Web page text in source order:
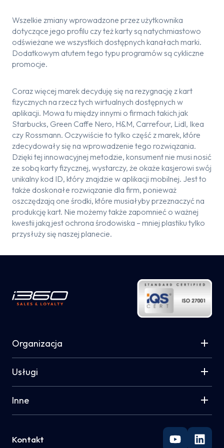
Wszelkie zmiany wprowadzone przez użytkownika
dotyczące jego profilu czy też karty są natychmiastowo
odświeżane we wszystkich dostępnych kanałach marki.
Dodatkowym atutem tego typu programów są cykliczne
promocje.
Coraz więcej marek decyduję się na rezygnację z kart
fizycznych na rzecz tych wirtualnych dostępnych w
aplikacji. Mowa tu między innymi o firmach takich jak
Starbucks, Green Caffe Nero, H&M, Carrefour, Lidl, Ikea
czy Rossmann. Oczywiście to tylko część z marek, które
zdecydowały się na wprowadzenie tego rozwiązania.
Dzięki tej innowacyjnej metodzie, konsument nie musi nosić
ze sobą karty fizycznej, wystarczy, że okaże kasjerowi swój
unikalny kod ID, który znajdzie w aplikacji mobilnej. Jest to
także doskonałe rozwiązanie dla firm, ponieważ
oszczędzają one środki, które musiałyby przeznaczyć na
produkcję kart. Nie możemy także zapomnieć o ważnej
kwestii jaką jest ochrona środowiska – mniej plastiku tylko
przysłuży się naszej planecie.
Organizacja
Usługi
Inne
Kontakt